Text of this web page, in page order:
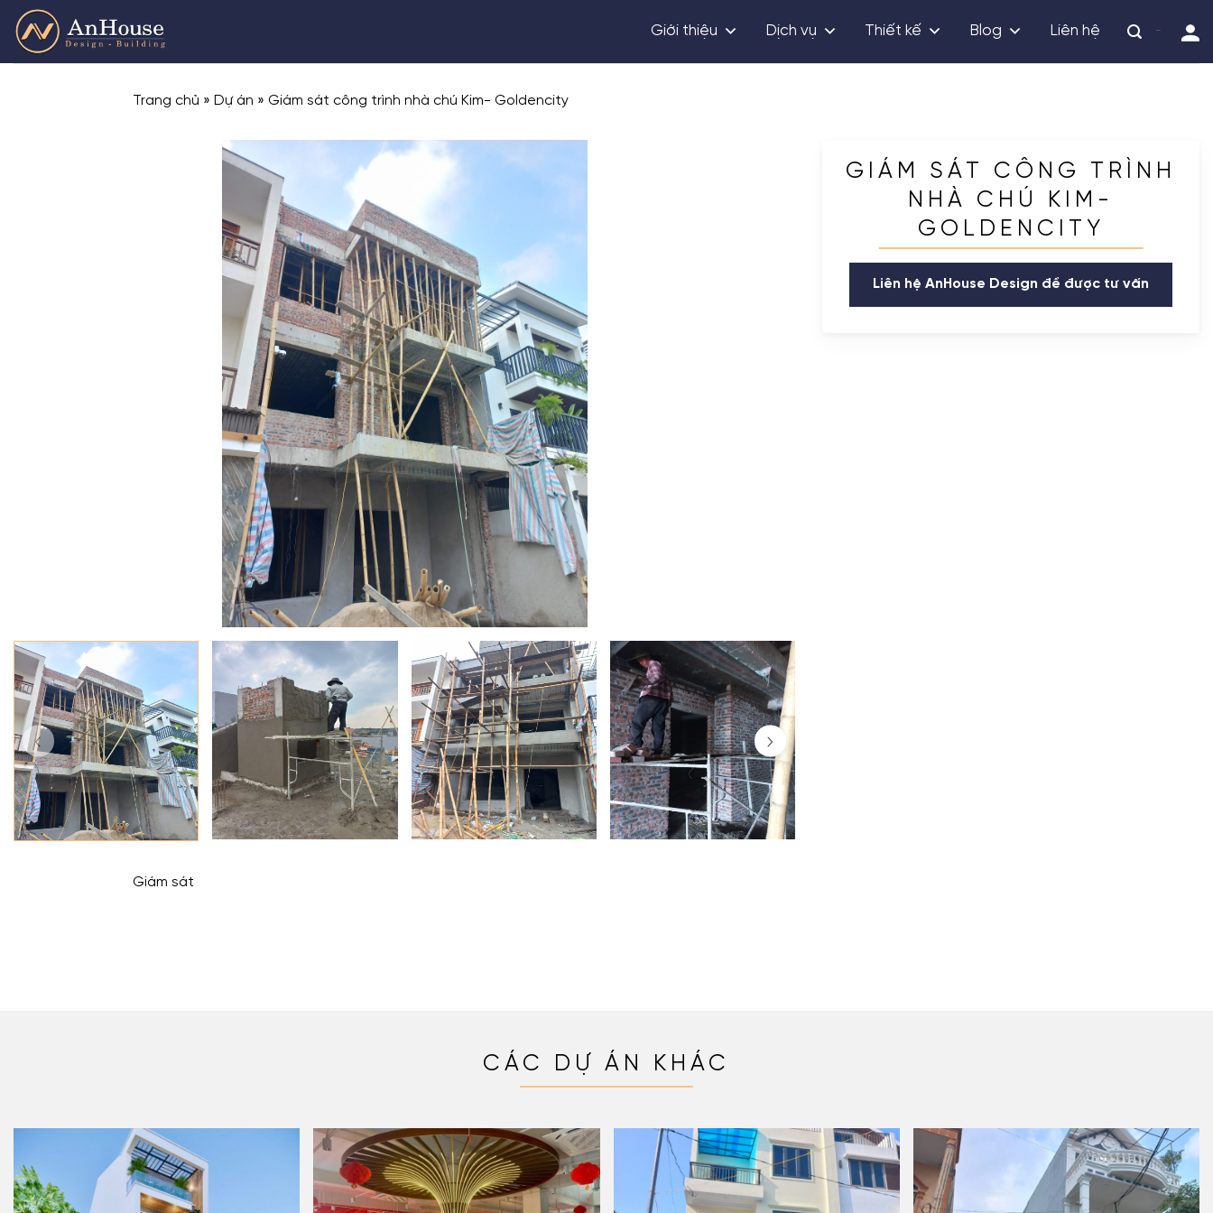
Skip
content
Giới thiệu Dịch vụ Thiết kế Blog Liên hệ -
Trang chủ » Dự án » Giám sát công trình nhà chú Kim- Goldencity
GIÁM SÁT CÔNG TRÌNH
NHÀ CHÚ KIM-
GOLDENCITY
Liên hệ AnHouse Design để được tư vấn
Giám sát
CÁC DỰ ÁN KHÁC